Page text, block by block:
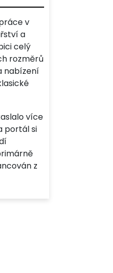
v
a
celý
rozměrů
nabízení
více
portál si
z